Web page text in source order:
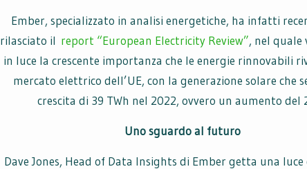
Ember, specializzato in analisi energetiche, ha infatti
rilasciato il report “European Electricity Review”, nel quale
in luce la crescente importanza che le energie rinnovabili
mercato elettrico dell’UE, con la generazione solare che
crescita di 39 TWh nel 2022, ovvero un aumento del
Uno sguardo al futuro
Dave Jones, Head of Data Insights di Ember getta una